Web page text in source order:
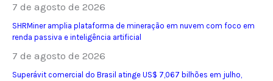
7 de agosto de 2026
SHRMiner amplia plataforma de mineração em nuvem com foco em
renda passiva e inteligência artificial
7 de agosto de 2026
Superávit comercial do Brasil atinge US$ 7,067 bilhões em julho,